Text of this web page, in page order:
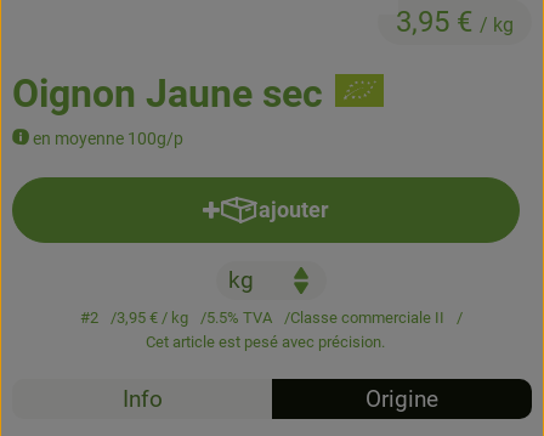
Oignon Jaune sec
en moyenne 100g/p
3,95 € / kg
ajouter
Ajouter le produit au panier
#2 3,95 €/ kg 5.5% TVA
Classe commerciale II
Cet article est pesé avec précision.
Info Origine